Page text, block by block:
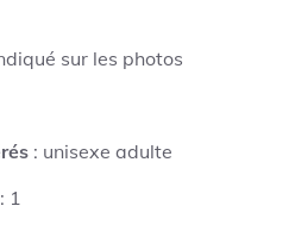
sur les photos
: unisexe adulte
: 1